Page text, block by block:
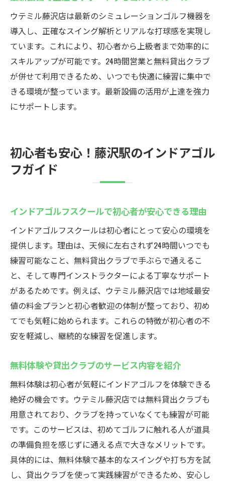
ウテミル藤沢店は最新のシミュレーションゴルフ機器を
導入し、正確なスイング解析とリアルな打球感を実現し
ています。これにより、初心者から上級者まで効率的に
スキルアップが可能です。24時間営業と無料貸出クラブ
が併せて利用できるため、いつでも快適に練習に集中で
きる環境が整っています。最新設備の活用が上達を強力
にサポートします。
初心者も安心！藤沢駅のインドアゴル
フガイド
インドアゴルフスクールで初心者が安心できる理由
インドアゴルフスクールは初心者にとって安心の環境を
提供します。理由は、天候に左右されず24時間いつでも
練習可能なこと、無料貸出クラブで手ぶらで通えるこ
と、そして専門インストラクターによる丁寧なサポート
があるためです。例えば、ウテミル藤沢店では地域最安
値の料金プランと初心者歓迎の体制が整っており、初め
てでも気軽に始められます。これらの特徴が初心者の不
安を軽減し、継続的な練習を促進します。
無料体験や貸出クラブのサービス内容を紹介
無料体験は初心者が気軽にインドアゴルフを体験できる
絶好の機会です。ウテミル藤沢店では無料貸出クラブも
用意されており、クラブを持っていなくても練習が可能
です。このサービスは、初めてゴルフに触れる人が道具
の準備負担を感じずに通える点で大きなメリットです。
具体的には、無料体験で基本的なスイングや打ち方を試
し、貸出クラブを使って実践練習ができるため、安心し